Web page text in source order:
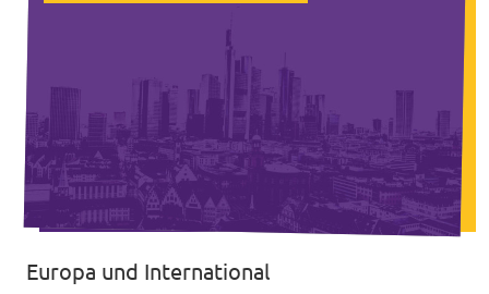
Europa und International